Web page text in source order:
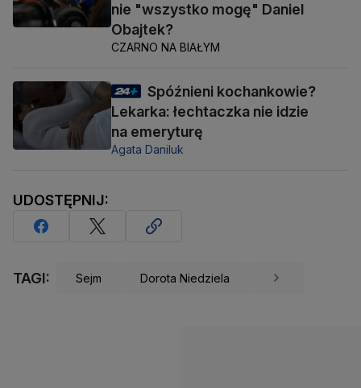
nie "wszystko mogę" Daniel
Obajtek?
CZARNO NA BIAŁYM
Spóźnieni kochankowie?
Lekarka: łechtaczka nie idzie
na emeryturę
Agata Daniluk
UDOSTĘPNIJ:
TAGI: Sejm Dorota Niedziela